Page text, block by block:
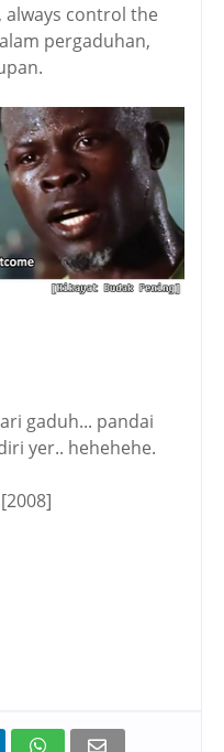
always control the
pergaduhan,
gaduh... pandai
yer.. hehehehe.